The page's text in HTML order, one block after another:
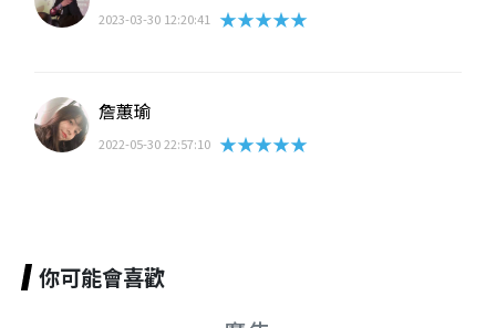
2023-03-30 12:20:41 ★★★★★
詹蕙瑜
2022-05-30 22:57:10 ★★★★★
你可能會喜歡